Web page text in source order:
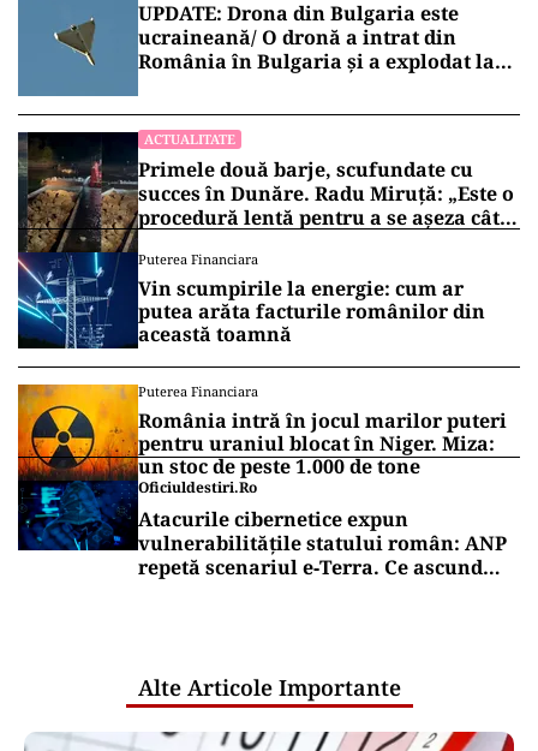
UPDATE: Drona din Bulgaria este
ucraineană/ O dronă a intrat din
România în Bulgaria şi a explodat la
ACTUALITATE
Primele două barje, scufundate cu
succes în Dunăre. Radu Miruță: „Este o
procedură lentă pentru a se așeza cât
Puterea Financiara
Vin scumpirile la energie: cum ar
putea arăta facturile românilor din
această toamnă
Puterea Financiara
România intră în jocul marilor puteri
pentru uraniul blocat în Niger. Miza:
un stoc de peste 1.000 de tone
Oficiuldestiri.ro
Atacurile cibernetice expun
vulnerabilitățile statului român: ANP
repetă scenariul e‑Terra. Ce ascund
Alte Articole Importante